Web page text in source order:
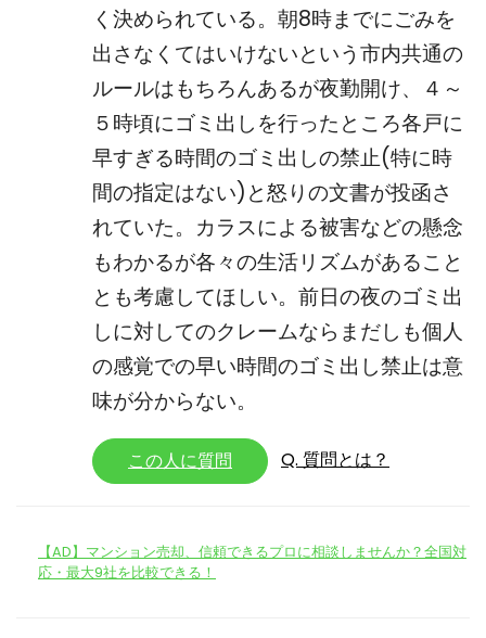
く決められている。朝8時までにごみを
出さなくてはいけないという市内共通の
ルールはもちろんあるが夜勤開け、４～
５時頃にゴミ出しを行ったところ各戸に
早すぎる時間のゴミ出しの禁止(特に時
間の指定はない)と怒りの文書が投函さ
れていた。カラスによる被害などの懸念
もわかるが各々の生活リズムがあること
とも考慮してほしい。前日の夜のゴミ出
しに対してのクレームならまだしも個人
の感覚での早い時間のゴミ出し禁止は意
味が分からない。
この人に質問 Q. 質問とは？
【AD】マンション売却、信頼できるプロに相談しませんか？全国対
応・最大9社を比較できる！